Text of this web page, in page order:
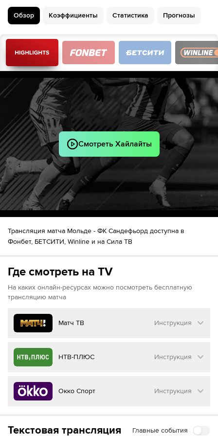
Николай Меллер
Sebastian Holm Mathisen
65´
Jakob Vester
66´
Sondre Milian Granaas
Oskar Spiten-Nysaether
70´
Фредрик Гулбрандсен
Igor Fabian Gosik
Эйрик Хестад
Caleb Zady Sery
77´
Эмиль Брейвик
Эйрик Хауган
85´
Vetle Walle Egeli
Gustav Hoejbjerg
(Foster Apetorgbor )Sebastian Holm Mathisen
89´
90´+3
Обзор Коэффициенты Статистика Прогнозы
Смотреть Хайлайты
Трансляция матча Мольде - ФК Сандефьорд доступна в
Фонбет, БЕТСИТИ, Winline и на Сила ТВ
Где смотреть на TV
На каких онлайн-ресурсах можно посмотреть бесплатную
трансляцию матча
Матч ТВ Инструкция
Как смотреть бесплатно трансляцию матча
Матч ТВ
Инструкция
Перейдите на сайт МАТЧ ТВ
НТВ-ПЛЮС Инструкция
Как смотреть бесплатно трансляцию матча
на НТВ ПЛЮС
Окко Спорт Инструкция
на Окко ТВ
Текстовая трансляция Главные события